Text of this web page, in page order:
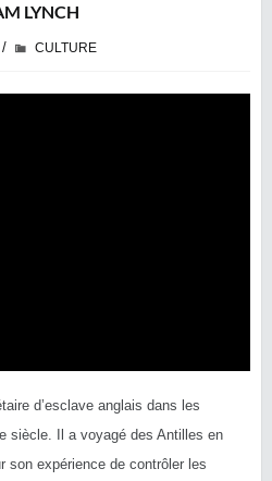
LYNCH
CULTURE
d’esclave anglais dans les
siècle. Il a voyagé des Antilles en
son expérience de contrôler les